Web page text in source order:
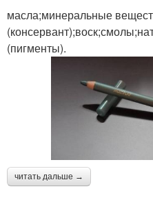
масла;минеральные
(пигменты).
читать дальше →